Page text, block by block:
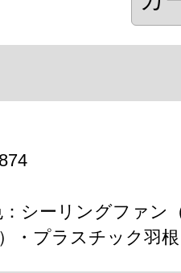
シーリングファン
・プラスチック羽